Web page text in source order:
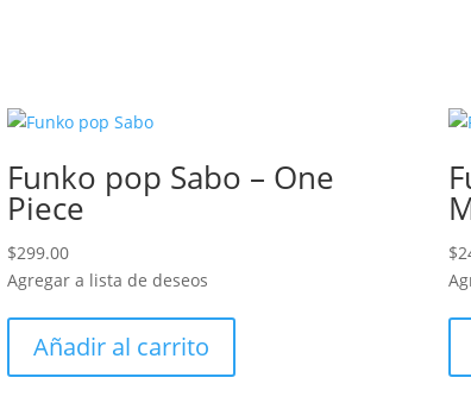
Funko pop Sabo – One
Piece
$299.00
Agregar a lista de deseos
Añadir al carrito
$